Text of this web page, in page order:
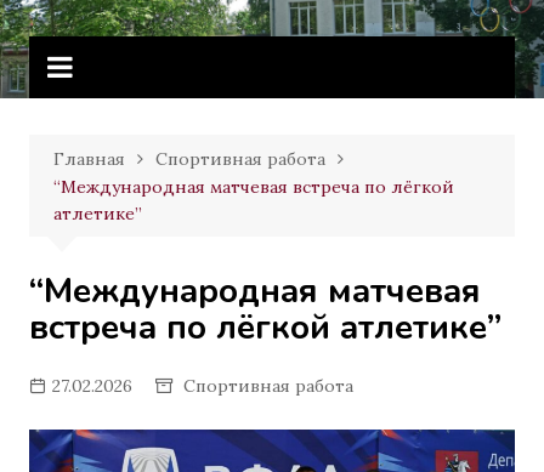
Перейти
к
содержимому
Витебское государственное
училище олимпийского резерва
Главная
Спортивная работа
“Международная матчевая встреча по лёгкой
атлетике”
“Международная матчевая
встреча по лёгкой атлетике”
27.02.2026 Спортивная работа